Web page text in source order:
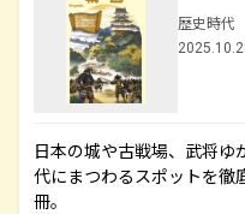
歴史時代
日本の城や古戦場、武将ゆ
代にまつわるスポットを徹
冊。